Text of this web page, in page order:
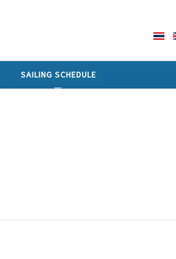
SAILING SCHEDULE